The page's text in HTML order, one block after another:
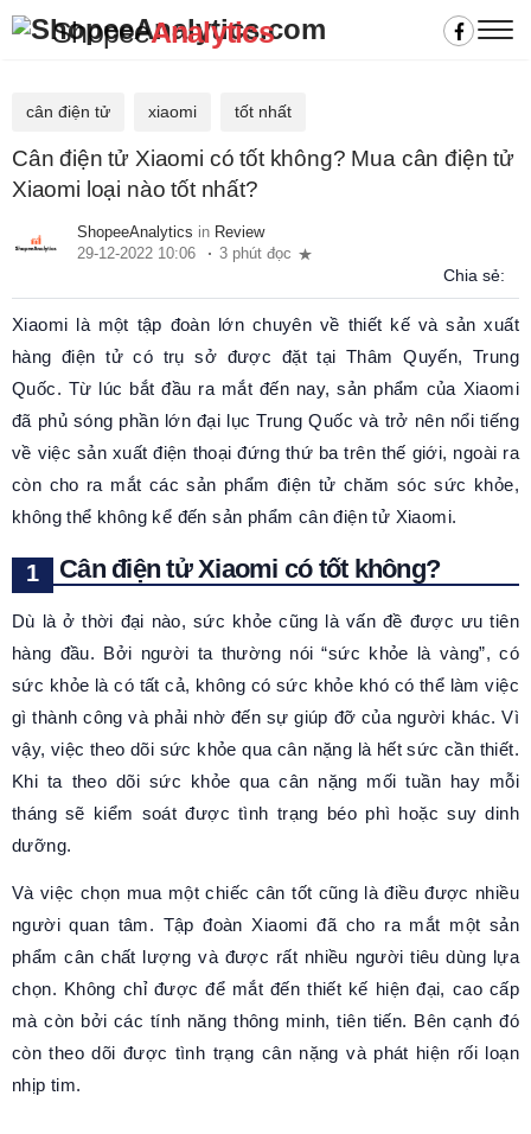
ShopeeAnalytics
cân điện tử xiaomi tốt nhất
Cân điện tử Xiaomi có tốt không? Mua cân điện tử
Xiaomi loại nào tốt nhất?
ShopeeAnalytics in Review
29-12-2022 10:06
3 phút đọc
Chia sẻ:
Xiaomi là một tập đoàn lớn chuyên về thiết kế và sản xuất
hàng điện tử có trụ sở được đặt tại Thâm Quyến, Trung
Quốc. Từ lúc bắt đầu ra mắt đến nay, sản phẩm của Xiaomi
đã phủ sóng phần lớn đại lục Trung Quốc và trở nên nổi tiếng
về việc sản xuất điện thoại đứng thứ ba trên thế giới, ngoài ra
còn cho ra mắt các sản phẩm điện tử chăm sóc sức khỏe,
không thể không kể đến sản phẩm cân điện tử Xiaomi.
Cân điện tử Xiaomi có tốt không?
Dù là ở thời đại nào, sức khỏe cũng là vấn đề được ưu tiên
hàng đầu. Bởi người ta thường nói “sức khỏe là vàng”, có
sức khỏe là có tất cả, không có sức khỏe khó có thể làm việc
gì thành công và phải nhờ đến sự giúp đỡ của người khác. Vì
vậy, việc theo dõi sức khỏe qua cân nặng là hết sức cần thiết.
Khi ta theo dõi sức khỏe qua cân nặng mối tuần hay mỗi
tháng sẽ kiểm soát được tình trạng béo phì hoặc suy dinh
dưỡng.
Và việc chọn mua một chiếc cân tốt cũng là điều được nhiều
người quan tâm. Tập đoàn Xiaomi đã cho ra mắt một sản
phẩm cân chất lượng và được rất nhiều người tiêu dùng lựa
chọn. Không chỉ được để mắt đến thiết kế hiện đại, cao cấp
mà còn bởi các tính năng thông minh, tiên tiến. Bên cạnh đó
còn theo dõi được tình trạng cân nặng và phát hiện rối loạn
nhịp tim.